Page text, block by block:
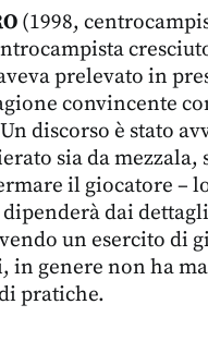
(1998,
prelevato in
convincente
discorso è stato
sia da
il giocatore –
dai
un esercito di
in genere non ha
pratiche.